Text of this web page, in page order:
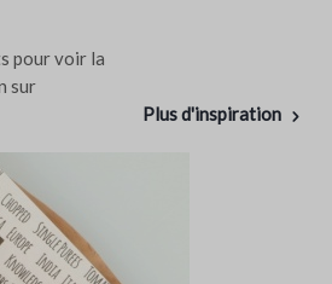
pour voir la
sur
Plus d'inspiration